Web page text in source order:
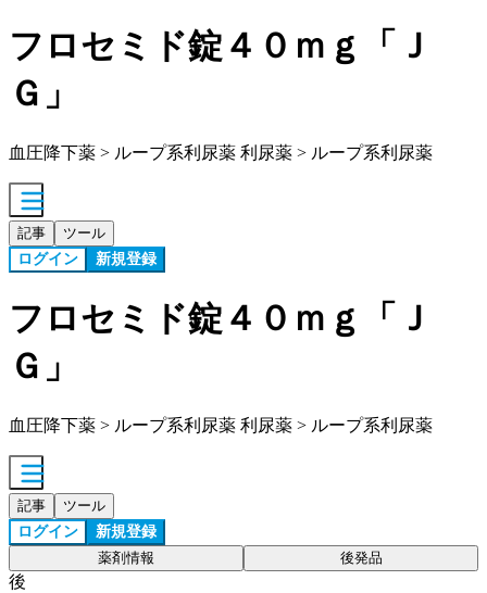
フロセミド錠４０ｍｇ「Ｊ
Ｇ」
血圧降下薬 > ループ系利尿薬 利尿薬 > ループ系利尿薬
記事 ツール
ログイン 新規登録
フロセミド錠４０ｍｇ「Ｊ
Ｇ」
血圧降下薬 > ループ系利尿薬 利尿薬 > ループ系利尿薬
記事 ツール
ログイン 新規登録
薬剤情報 後発品
後